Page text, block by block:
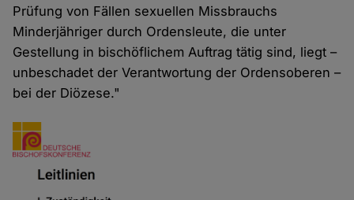
Prüfung von Fällen sexuellen Missbrauchs
Minderjähriger durch Ordensleute, die unter
Gestellung in bischöflichem Auftrag tätig sind, liegt –
unbeschadet der Verantwortung der Ordensoberen –
bei der Diözese."